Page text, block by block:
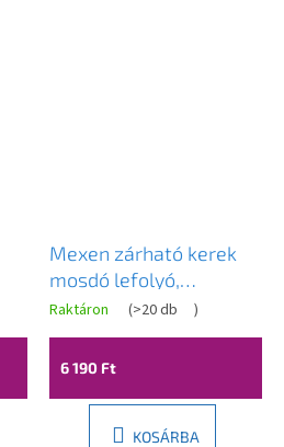
Mexen zárható kerek
mosdó lefolyó,
ClickClack, nagy dugó,
túlfolyó nélkül, Grafit,
79910-66
Raktáron (>20 db )
6 190 Ft
KOSÁRBA